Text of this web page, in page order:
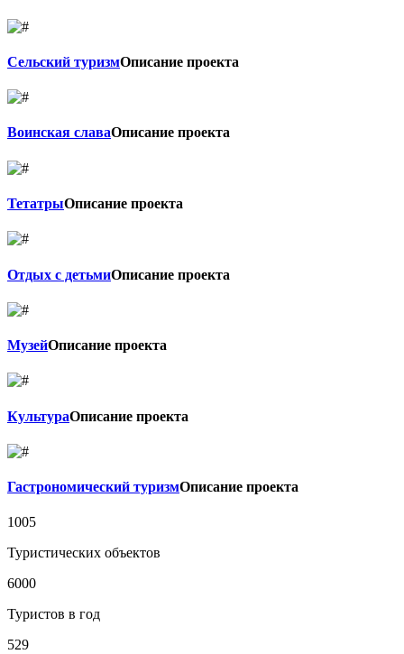
Сельский туризмОписание проекта
Воинская славаОписание проекта
ТетатрыОписание проекта
Отдых с детьмиОписание проекта
МузейОписание проекта
КультураОписание проекта
Гастрономический туризмОписание проекта
1005
Туристических объектов
6000
Туристов в год
529